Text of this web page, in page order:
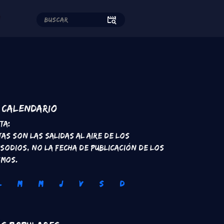
sociales
Calendario
son las salidas al aire de los
no la fecha de publicación de los
M M J V S D